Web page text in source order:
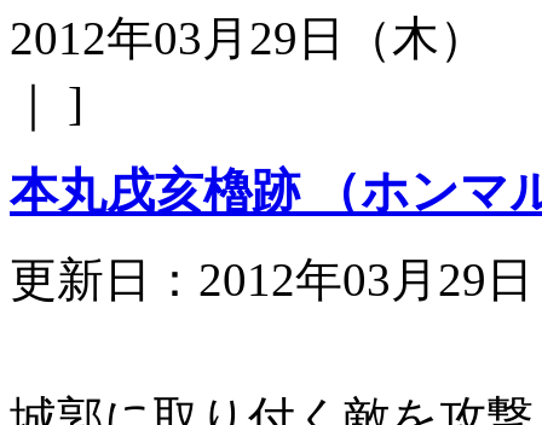
2012年03月29日（木）
｜ ]
本丸戌亥櫓跡 （ホンマ
更新日：2012年03月29